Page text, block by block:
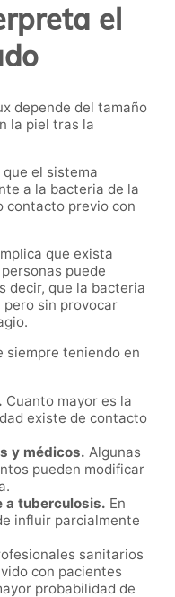
el
depende del tamaño
la piel tras la
el sistema
a la bacteria de la
contacto previo con
que exista
puede
decir, que la bacteria
sin provocar
siempre teniendo en
Cuanto mayor es la
existe de contacto
y médicos. Algunas
pueden modificar
a tuberculosis. En
influir parcialmente
sanitarios
con pacientes
probabilidad de